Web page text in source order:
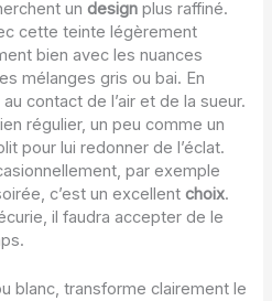
undesign plus raffiné.
cette teinte légèrement
bien avec les nuances
mélanges gris ou bai. En
contact de l’air et de la sueur.
régulier, un peu comme un
pour lui redonner de l’éclat.
par exemple
c’est un excellentchoix.
il faudra accepter de le
blanc, transforme clairement le